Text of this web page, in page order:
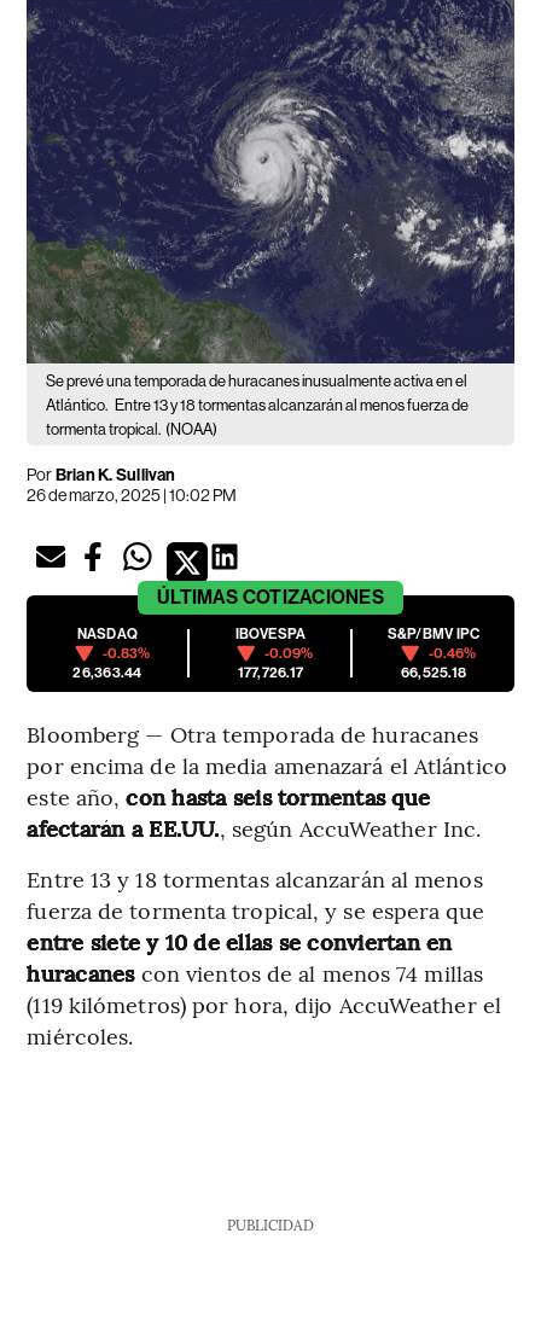
Se prevé una temporada de huracanes inusualmente activa en el
Atlántico. Entre 13 y 18 tormentas alcanzarán al menos fuerza de
tormenta tropical. (NOAA)
PorBrian K. Sullivan
26 de marzo, 2025 | 10:02 PM
ÚLTIMAS COTIZACIONES
NASDAQ
-0.83%
26,363.44
IBOVESPA
-0.09%
177,726.17
S&P/BMV IPC
-0.46%
66,525.18
Bloomberg — Otra temporada de huracanes
por encima de la media amenazará el Atlántico
este año,con hasta seis tormentas que
afectarán a EE.UU., según AccuWeather Inc.
Entre 13 y 18 tormentas alcanzarán al menos
fuerza de tormenta tropical, y se espera que
entre siete y 10 de ellas se conviertan en
huracanes con vientos de al menos 74 millas
(119 kilómetros) por hora, dijo AccuWeather el
miércoles.
PUBLICIDAD